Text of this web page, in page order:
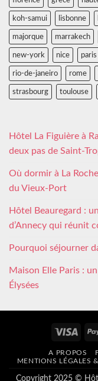
koh-samui lisbonne
majorque marrakech
new-york nice paris
rio-de-janeiro rome
strasbourg toulouse
Hôtel La Figuière à
deux pas de Saint-
Où dormir à La
du Vieux-Port
Hôtel Beauregard :
d’Annecy qui réunit
Pourquoi séjourner
Maison Elle Paris :
Élysées
Visa
A PROPOS
MENTIONS LÉGALES
Copyright 2025 ©